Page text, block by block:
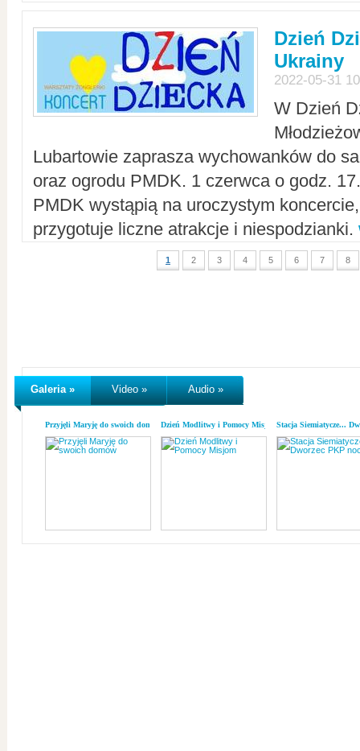
Dzień
Ukrainy
2022-05-31
W Dzień
Lubartowie zaprasza wychowanków do
oraz ogrodu PMDK. 1 czerwca o godz.
PMDK wystąpią na uroczystym
przygotuje liczne atrakcje i niespodzianki.
1 2 3 4 5 6 7 8
Galeria » Video » Audio »
Przyjęli Maryję do swoich domówDzień Modlitwy i Pomocy MisjomStacja Siemiatycze...